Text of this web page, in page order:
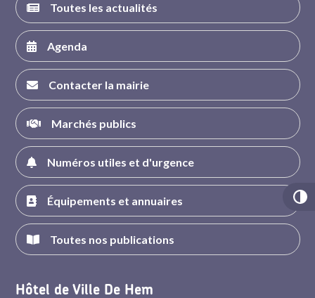
Toutes les actualités
Agenda
Contacter la mairie
Marchés publics
Numéros utiles et d'urgence
Équipements et annuaires
Toutes nos publications
Hôtel de Ville De Hem